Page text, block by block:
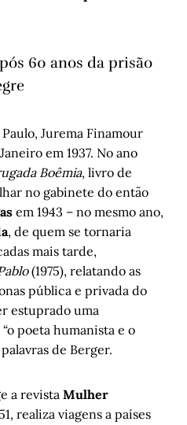
60 anos da prisão
Paulo, Jurema Finamour
em 1937. No ano
Boêmia, livro de
no gabinete do então
em 1943 – no mesmo ano,
, de quem se tornaria
mais tarde,
(1975), relatando as
pública e privada do
estuprado uma
poeta humanista e o
de Berger.
a revista Mulher
realiza viagens a países